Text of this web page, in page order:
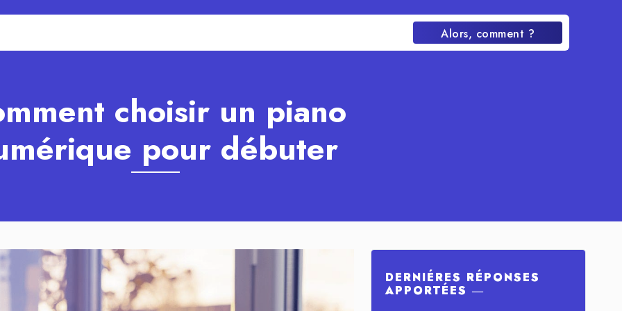
Alors, comment ?
choisir un piano
pour débuter
DERNIÉRES RÉPONSES
APPORTÉES ―